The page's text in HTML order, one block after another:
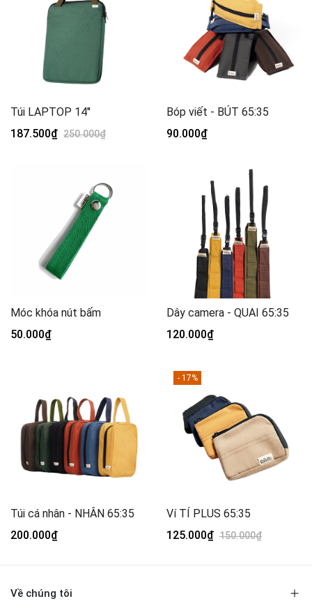
Túi LAPTOP 14''
187.500₫ 250.000₫
Bóp viết - BÚT 65:35
90.000₫
Móc khóa nút bấm
50.000₫
Dây camera - QUAI 65:35
120.000₫
Túi cá nhân - NHÂN 65:35
200.000₫
- 17%
Ví TÍ PLUS 65:35
125.000₫ 150.000₫
Về chúng tôi